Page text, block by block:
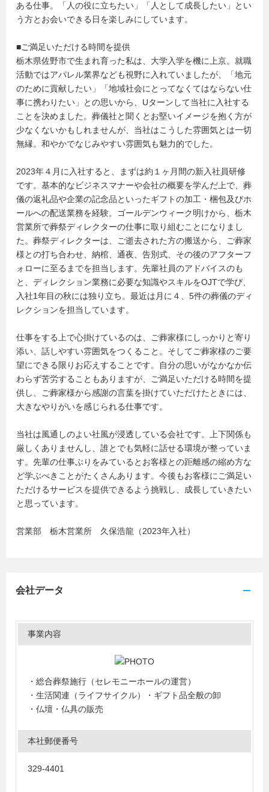
ある仕事。「人の役に立ちたい」「人として成長したい」とい
う方とお会いできる日を楽しみにしています。
■ご満足いただける時間を提供
栃木県佐野市で生まれ育った私は、大学入学を機に上京。就職
活動ではアパレル業界なども視野に入れていましたが、「地元
のために貢献したい」「地域社会にとってなくてはならない仕
事に携わりたい」との思いから、Uターンして当社に入社する
ことを決めました。葬儀社と聞くとお堅いイメージを抱く方が
少なくないかもしれませんが、当社はこうした雰囲気とは一切
無縁。和やかでなじみやすい雰囲気も魅力的でした。
2023年４月に入社すると、まずは約１ヶ月間の新入社員研修
です。基本的なビジネスマナーや会社の概要を学んだ上で、葬
儀の返礼品や企業の記念品といったギフトの加工・梱包及びホ
ールへの配送業務を経験。ゴールデンウィーク明けから、栃木
営業所で葬祭ディレクターの仕事に取り組むことになりまし
た。葬祭ディレクターは、ご逝去された方の搬送から、ご葬家
様との打ち合わせ、納棺、通夜、告別式、その後のアフターフ
ォローに至るまでを担当します。先輩社員のアドバイスのも
と、ディレクション業務に必要な知識やスキルをOJTで学び、
入社1年目の秋には独り立ち。最近は月に４、5件の葬儀のディ
レクションを担当しています。
仕事をする上で心掛けているのは、ご葬家様にしっかりと寄り
添い、話しやすい雰囲気をつくること。そしてご葬家様のご要
望にできる限りお応えすることです。自分の思いがなかなか伝
わらず苦労することもありますが、ご満足いただける時間を提
供し、ご葬家様から感謝の言葉を掛けていただけたときには、
大きなやりがいを感じられる仕事です。
当社は風通しのよい社風が浸透している会社です。上下関係も
厳しくありませんし、誰とでも気軽に話せる環境が整っていま
す。先輩の仕事ぶりをみているとお客様との距離感の縮め方な
ど学ぶべきことがたくさんあります。今後もお客様にご満足い
ただけるサービスを提供できるよう挑戦し、成長していきたい
と思っています。
営業部 栃木営業所 久保浩龍（2023年入社）
会社データ
事業内容
・総合葬祭施行（セレモニーホールの運営）
・生活関連（ライフサイクル）・ギフト品全般の卸
・仏壇・仏具の販売
本社郵便番号
329-4401